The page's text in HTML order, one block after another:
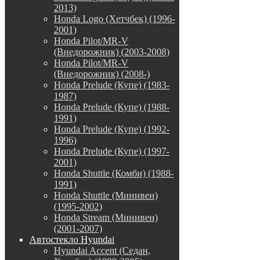
2013)
Honda Logo (Хетчбек) (1996-
2001)
Honda Pilot/MR-V
(Внедорожник) (2003-2008)
Honda Pilot/MR-V
(Внедорожник) (2008-)
Honda Prelude (Купе) (1983-
1987)
Honda Prelude (Купе) (1988-
1991)
Honda Prelude (Купе) (1992-
1996)
Honda Prelude (Купе) (1997-
2001)
Honda Shuttle (Комби) (1988-
1991)
Honda Shuttle (Минивен)
(1995-2002)
Honda Stream (Минивен)
(2001-2007)
Автостекло Hyundai
Hyundai Accent (Седан,